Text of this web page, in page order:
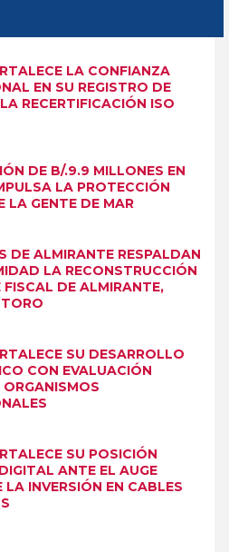
LA CONFIANZA
EN SU REGISTRO DE
RECERTIFICACIÓN ISO
DE B/.9.9 MILLONES EN
LA PROTECCIÓN
LA GENTE DE MAR
DE ALMIRANTE RESPALDAN
LA RECONSTRUCCIÓN
FISCAL DE ALMIRANTE,
SU DESARROLLO
CON EVALUACIÓN
SU POSICIÓN
ANTE EL AUGE
LA INVERSIÓN EN CABLES